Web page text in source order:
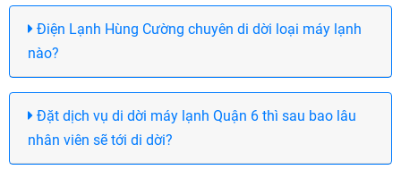
Điện Lạnh Hùng Cường chuyên di dời loại máy lạnh
nào?
Đặt dịch vụ di dời máy lạnh Quận 6 thì sau bao lâu
nhân viên sẽ tới di dời?